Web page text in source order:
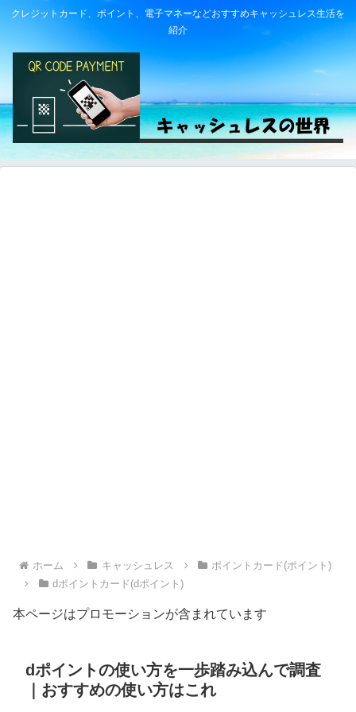
クレジットカード、ポイント、電子マネーなどおすすめキャッシュレス生活を
紹介
ホーム キャッシュレス
ポイントカード(ポイント)
dポイントカード(dポイント)
本ページはプロモーションが含まれています
dポイントの使い方を一歩踏み込んで調査
｜おすすめの使い方はこれ